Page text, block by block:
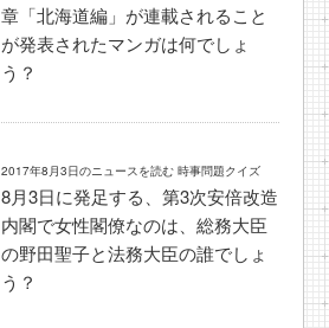
章「北海道編」が連載されること
が発表されたマンガは何でしょ
う？
2017年8月3日のニュースを読む 時事問題クイズ
8月3日に発足する、第3次安倍改造
内閣で女性閣僚なのは、総務大臣
の野田聖子と法務大臣の誰でしょ
う？